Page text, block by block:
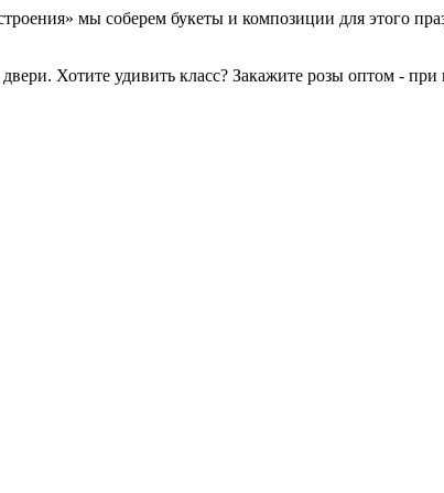
мы соберем букеты и композиции для этого
Хотите удивить класс? Закажите розы оптом -